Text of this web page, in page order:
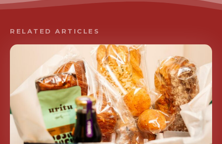
RELATED ARTICLES